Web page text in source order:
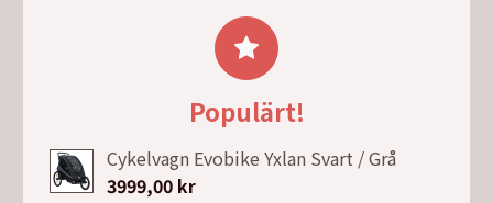
1990,00 kr.
är:
1890,00 kr.
Populärt!
Cykelvagn Evobike Yxlan Svart / Grå
3999,00 kr